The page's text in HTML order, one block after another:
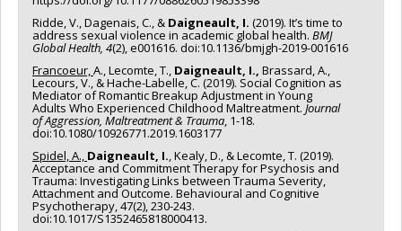
Ridde, V., Dagenais, C., & Daigneault, I. (2019). It’s time to
address sexual violence in academic global health. BMJ
Global Health, 4(2), e001616. doi:10.1136/bmjgh-2019-001616
Francoeur, A., Lecomte, T., Daigneault, I., Brassard, A.,
Lecours, V., & Hache-Labelle, C. (2019). Social Cognition as
Mediator of Romantic Breakup Adjustment in Young
Adults Who Experienced Childhood Maltreatment. Journal
of Aggression, Maltreatment & Trauma , 1-18.
doi:10.1080/10926771.2019.1603177
Spidel, A., Daigneault, I. , Kealy, D., & Lecomte, T. (2019).
Acceptance and Commitment Therapy for Psychosis and
Trauma: Investigating Links between Trauma Severity,
Attachment and Outcome. Behavioural and Cognitive
Psychotherapy, 47(2), 230-243.
doi:10.1017/S1352465818000413.